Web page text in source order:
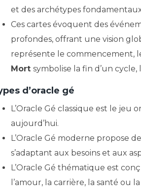
et des archétypes
Ces cartes évoquent des
profondes, offrant une vision
représente le commencement,
Mort symbolise la fin d’un
d’oracle gé
L’Oracle Gé classique est le jeu
aujourd’hui.
L’Oracle Gé moderne propose
s’adaptant aux besoins et aux
L’Oracle Gé thématique est
l’amour, la carrière, la santé ou